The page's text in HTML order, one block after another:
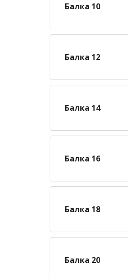
Балка 10
Балка 12
Балка 14
Балка 16
Балка 18
Балка 20